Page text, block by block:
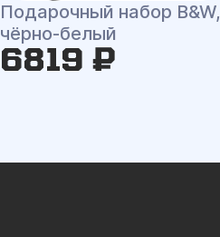
Подарочный набор B&W,
чёрно-белый
6819 ₽